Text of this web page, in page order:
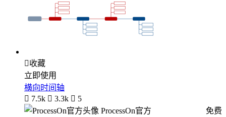
收藏
立即使用
横向时间轴
 7.5k  3.3k  5
ProcessOn官方
免费